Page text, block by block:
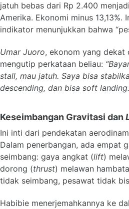
jatuh bebas dari Rp 2.400
Amerika. Ekonomi minus 13,13%.
indikator menunjukkan bahwa
Umar Juoro, ekonom yang dekat
mengutip perkataan beliau:
stall, mau jatuh. Saya bisa
descending, dan bisa soft
Keseimbangan Gravitasi dan
Ini inti dari pendekatan
Dalam penerbangan, ada empat
seimbang: gaya angkat (lift)
dorong (thrust) melawan
tidak seimbang, pesawat tidak
Habibie menerjemahkannya ke